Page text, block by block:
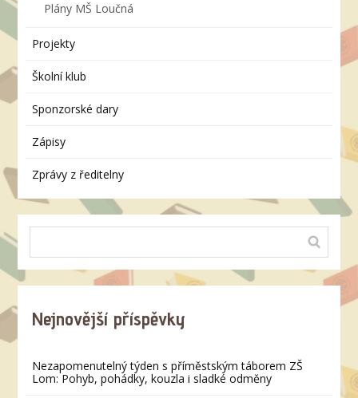
Plány MŠ Loučná
Projekty
Školní klub
Sponzorské dary
Zápisy
Zprávy z ředitelny
Nejnovější příspěvky
Nezapomenutelný týden s příměstským táborem ZŠ
Lom: Pohyb, pohádky, kouzla i sladké odměny